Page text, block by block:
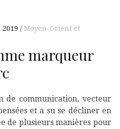
2019
Moyen-Orient et
marqueur
de communication, vecteur
et a su se décliner en
de plusieurs manières pour